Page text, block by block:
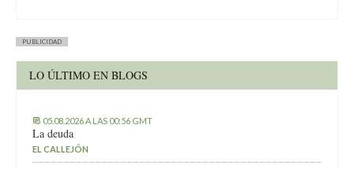
PUBLICIDAD
LO ÚLTIMO EN BLOGS
05.08.2026 A LAS 00:56 GMT
La deuda
EL CALLEJÓN